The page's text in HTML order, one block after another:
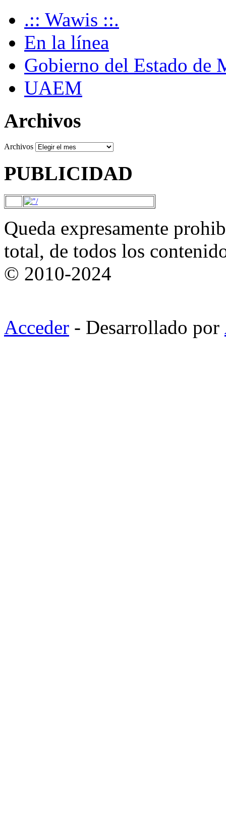
.:: Wawis ::.
En la línea
Gobierno del Estado de
UAEM
Archivos
Archivos
PUBLICIDAD
Queda expresamente
total, de todos los
© 2010-2024
Acceder - Desarrollado por